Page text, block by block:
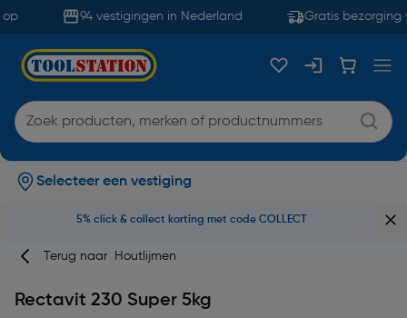
94 vestigingen in Nederland Gratis bezorging
Selecteer een vestiging
5% click & collect korting met code COLLECT
Terug naar Houtlijmen
Rectavit 230 Super 5kg